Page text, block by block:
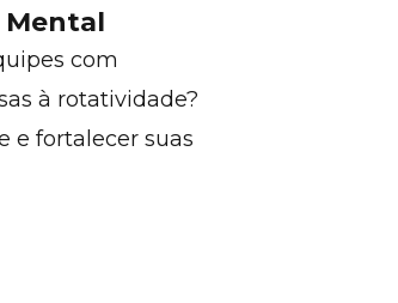
Mental
com
à rotatividade?
e fortalecer suas